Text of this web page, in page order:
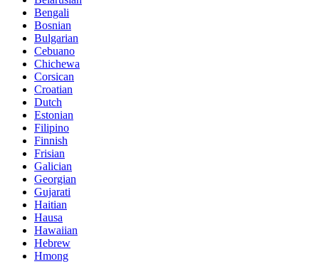
Bengali
Bosnian
Bulgarian
Cebuano
Chichewa
Corsican
Croatian
Dutch
Estonian
Filipino
Finnish
Frisian
Galician
Georgian
Gujarati
Haitian
Hausa
Hawaiian
Hebrew
Hmong